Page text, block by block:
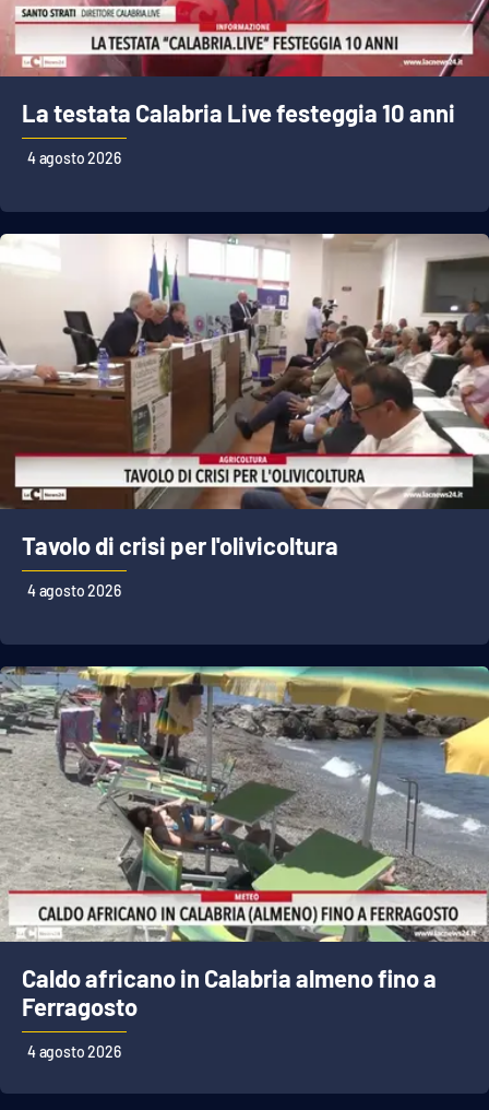
La testata Calabria Live festeggia 10 anni
4 agosto 2026
Tavolo di crisi per l'olivicoltura
4 agosto 2026
Caldo africano in Calabria almeno fino a
Ferragosto
4 agosto 2026